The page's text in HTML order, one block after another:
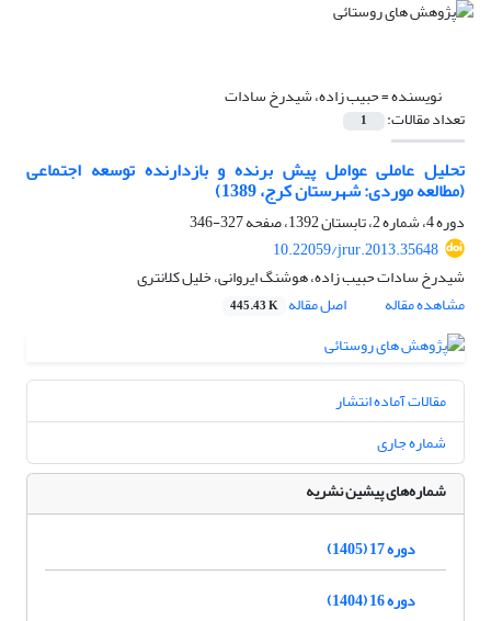
نویسنده =حبیب زاده، شیدرخ سادات
تعداد مقالات: 1
تحلیل عاملی عوامل پیش برنده و بازدارنده توسعه اجتماعی
(مطالعه موردی: شهرستان کرج، 1389)
دوره 4، شماره 2، تابستان 1392، صفحه
327-346
10.22059/jrur.2013.35648
شیدرخ سادات حبیب زاده، هوشنگ ایروانی، خلیل کلانتری
مشاهده مقاله
اصل مقاله 445.43 K
مقالات آماده انتشار
شماره جاری
شماره‌های پیشین نشریه
دوره 17 (1405)
دوره 16 (1404)